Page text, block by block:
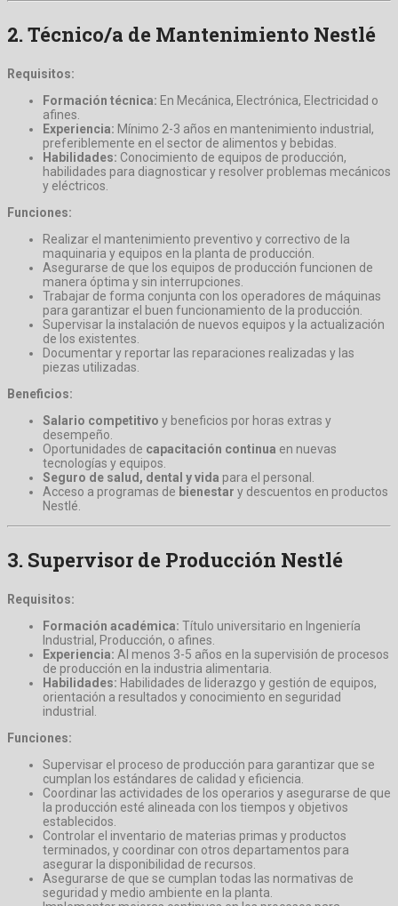
2.Técnico/a de Mantenimiento Nestlé
Requisitos:
Formación técnica: En Mecánica, Electrónica, Electricidad o
afines.
Experiencia: Mínimo 2-3 años en mantenimiento industrial,
preferiblemente en el sector de alimentos y bebidas.
Habilidades: Conocimiento de equipos de producción,
habilidades para diagnosticar y resolver problemas mecánicos
y eléctricos.
Funciones:
Realizar el mantenimiento preventivo y correctivo de la
maquinaria y equipos en la planta de producción.
Asegurarse de que los equipos de producción funcionen de
manera óptima y sin interrupciones.
Trabajar de forma conjunta con los operadores de máquinas
para garantizar el buen funcionamiento de la producción.
Supervisar la instalación de nuevos equipos y la actualización
de los existentes.
Documentar y reportar las reparaciones realizadas y las
piezas utilizadas.
Beneficios:
Salario competitivo y beneficios por horas extras y
desempeño.
Oportunidades de capacitación continua en nuevas
tecnologías y equipos.
Seguro de salud, dental y vida para el personal.
Acceso a programas de bienestar y descuentos en productos
Nestlé.
3. Supervisor de Producción Nestlé
Requisitos:
Formación académica: Título universitario en Ingeniería
Industrial, Producción, o afines.
Experiencia: Al menos 3-5 años en la supervisión de procesos
de producción en la industria alimentaria.
Habilidades: Habilidades de liderazgo y gestión de equipos,
orientación a resultados y conocimiento en seguridad
industrial.
Funciones:
Supervisar el proceso de producción para garantizar que se
cumplan los estándares de calidad y eficiencia.
Coordinar las actividades de los operarios y asegurarse de que
la producción esté alineada con los tiempos y objetivos
establecidos.
Controlar el inventario de materias primas y productos
terminados, y coordinar con otros departamentos para
asegurar la disponibilidad de recursos.
Asegurarse de que se cumplan todas las normativas de
seguridad y medio ambiente en la planta.